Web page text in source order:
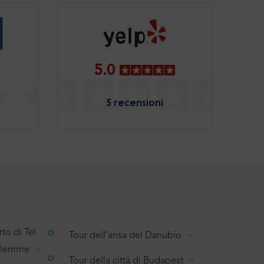
5.0
5 recensioni
di Tel
Tour dell’ansa del Danubio
Tour della città di Budapest